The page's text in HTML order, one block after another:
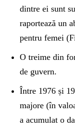
dintre ei sunt
raportează un
pentru femei
O treime din
de guvern.
Între 1976 și
majore (în
a acumulat o